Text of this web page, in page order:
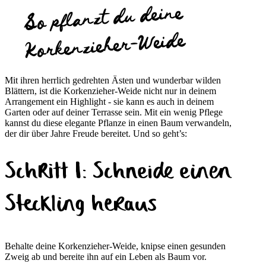
So pflanzt du deine
Korkenzieher-Weide
Mit ihren herrlich gedrehten Ästen und wunderbar wilden
Blättern, ist die Korkenzieher-Weide nicht nur in deinem
Arrangement ein Highlight - sie kann es auch in deinem
Garten oder auf deiner Terrasse sein. Mit ein wenig Pflege
kannst du diese elegante Pflanze in einen Baum verwandeln,
der dir über Jahre Freude bereitet. Und so geht’s:
Schritt 1: Schneide einen
Steckling heraus
Behalte deine Korkenzieher-Weide, knipse einen gesunden
Zweig ab und bereite ihn auf ein Leben als Baum vor.